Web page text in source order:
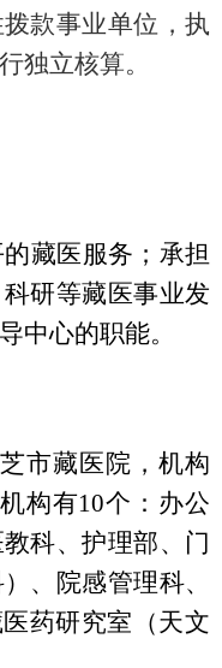
款事业单位，执
独立核算。
藏医服务；承担
研等藏医事业发
中心的职能。
市藏医院，机构
构有10个：办公
科、护理部、门
、院感管理科、
药研究室（天文